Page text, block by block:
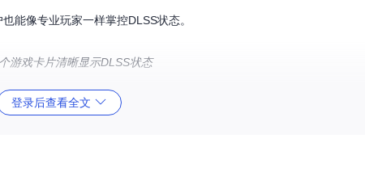
能像专业玩家一样掌控DLSS状态。
游戏卡片清晰显示DLSS状态
登录后查看全文